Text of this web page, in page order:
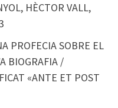
HÈCTOR VALL,
PROFECIA SOBRE EL
BIOGRAFIA /
«ANTE ET POST